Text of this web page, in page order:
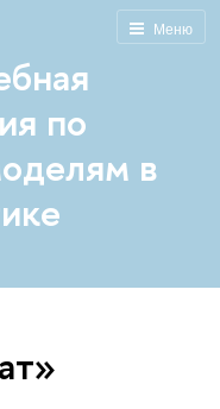
Меню
по
в